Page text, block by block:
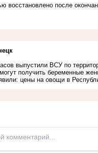
восстановлено после
выпустили ВСУ по
получить беременные
цены на овощи в